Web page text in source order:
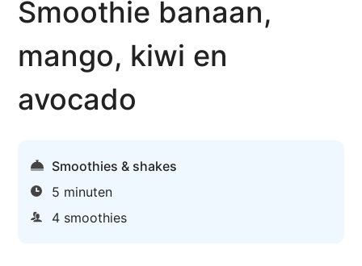
Smoothie banaan,
mango, kiwi en
avocado
Smoothies & shakes
5 minuten
4 smoothies